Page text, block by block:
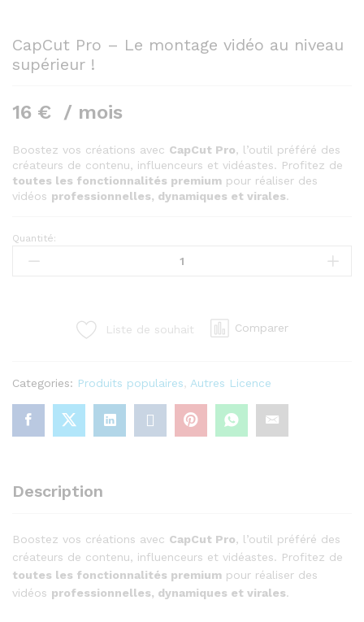
CapCut Pro – Le montage vidéo au niveau
supérieur !
16 € / mois
Boostez vos créations avec CapCut Pro, l’outil préféré des
créateurs de contenu, influenceurs et vidéastes. Profitez de
toutes les fonctionnalités premium pour réaliser des
vidéos professionnelles, dynamiques et virales.
CapCut
Pro
supérieur
!
quantity
Quantité:
Liste de souhait Comparer
Categories: Produits populaires Autres Licence
Description
Boostez vos créations avec CapCut Pro, l’outil préféré des
créateurs de contenu, influenceurs et vidéastes. Profitez de
toutes les fonctionnalités premium pour réaliser des
vidéos professionnelles, dynamiques et virales.